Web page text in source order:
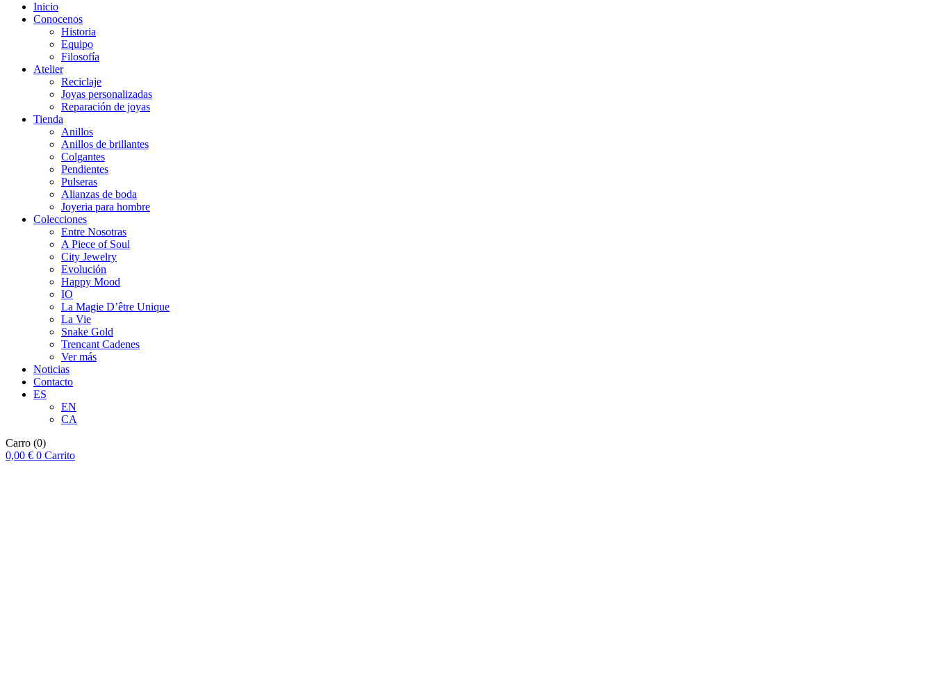
Inicio
Conocenos
Historia
Equipo
Filosofía
Atelier
Reciclaje
Joyas personalizadas
Reparación de joyas
Tienda
Anillos
Anillos de brillantes
Colgantes
Pendientes
Pulseras
Alianzas de boda
Joyeria para hombre
Colecciones
Entre Nosotras
A Piece of Soul
City Jewelry
Evolución
Happy Mood
IO
La Magie D’être Unique
La Vie
Snake Gold
Trencant Cadenes
Ver más
Noticias
Contacto
ES
EN
CA
Carro (0)
0,00 € 0 Carrito